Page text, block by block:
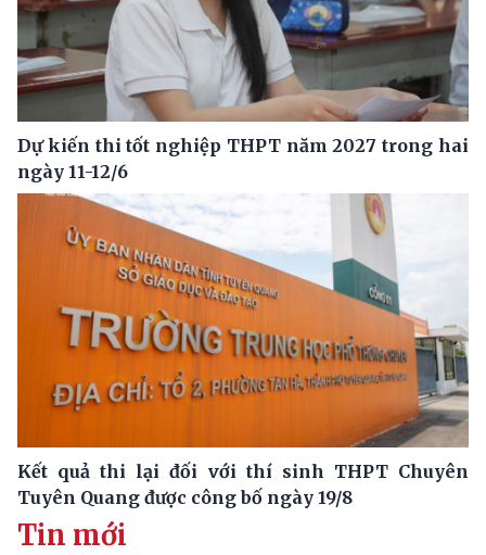
Dự kiến thi tốt nghiệp THPT năm 2027 trong hai
ngày 11-12/6
Kết quả thi lại đối với thí sinh THPT Chuyên
Tuyên Quang được công bố ngày 19/8
Tin mới